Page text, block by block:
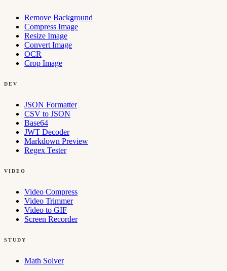
Remove Background
Compress Image
Resize Image
Convert Image
OCR
Crop Image
DEV
JSON Formatter
CSV to JSON
Base64
JWT Decoder
Markdown Preview
Regex Tester
VIDEO
Video Compress
Video Trimmer
Video to GIF
Screen Recorder
STUDY
Math Solver